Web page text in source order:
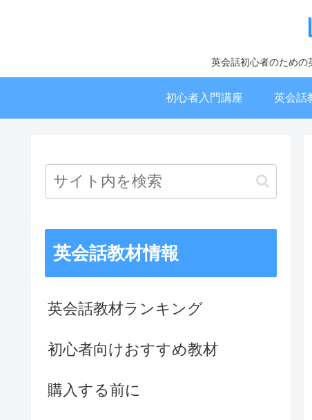
英会話初心者のための
初心者入門講座 英会話
英会話教材情報
英会話教材ランキング
初心者向けおすすめ教材
購入する前に